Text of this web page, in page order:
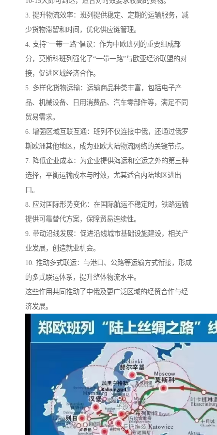
3. 提升物流效率：班列提供稳定、定期的运输服务，减
少货物滞留和时间，优化供应链管理。
4. 支持“一带一路”倡议：作为中欧班列的重要组成部
分，莫斯科班列强化了“一带一路”与欧亚经济联盟的对
接，促进区域经济合作。
5. 多样化货物运输：运输商品种类丰富，包括电子产
品、机械设备、日用消费品、汽车零部件等，满足不同
贸易需求。
6. 增强区域互联互通：班列不仅连接中俄，还通过俄罗
斯欧洲其他地区，成为亚欧大陆物流网络的关键节点。
7. 降低企业成本：为企业提供海运和空运之外的第三种
选择，平衡运输成本与时效，尤其适合内陆地区进出
口。
8. 应对国际形势变化：在国际航运不稳定时，铁路运输
提供可靠替代方案，保障贸易连续性。
9. 带动沿线发展：促进沿线城市基础设施建设，相关产
业发展，创造就业机会。
10. 推动多式联运：与港口、公路等运输方式衔接，形成
的多式联运体系，提升整体物流水平。
这些作用共同推动了中俄及更广泛区域的经贸合作与经
济发展。